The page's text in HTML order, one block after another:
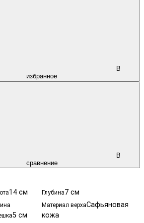
В
избранное
В
сравнение
14 см Глубина7 см
5 см
Материал верхаСафьяновая
кожа